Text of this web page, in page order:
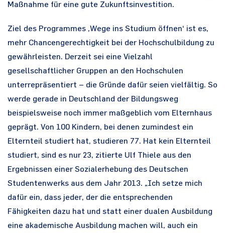
Maßnahme für eine gute Zukunftsinvestition.
Ziel des Programmes ‚Wege ins Studium öffnen‘ ist es,
mehr Chancengerechtigkeit bei der Hochschulbildung zu
gewährleisten. Derzeit sei eine Vielzahl
gesellschaftlicher Gruppen an den Hochschulen
unterrepräsentiert – die Gründe dafür seien vielfältig. So
werde gerade in Deutschland der Bildungsweg
beispielsweise noch immer maßgeblich vom Elternhaus
geprägt. Von 100 Kindern, bei denen zumindest ein
Elternteil studiert hat, studieren 77. Hat kein Elternteil
studiert, sind es nur 23, zitierte Ulf Thiele aus den
Ergebnissen einer Sozialerhebung des Deutschen
Studentenwerks aus dem Jahr 2013. „Ich setze mich
dafür ein, dass jeder, der die entsprechenden
Fähigkeiten dazu hat und statt einer dualen Ausbildung
eine akademische Ausbildung machen will, auch ein